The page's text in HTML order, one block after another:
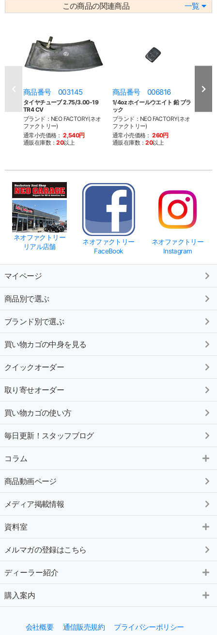
この商品の関連商品 一覧
商品番号 003145
タイヤチューブ 2.75/3.00-19
TR4 CV
ブランド：NEO FACTORY(ネオ
ファクトリー)
通常小売価格： 2,540円
通販在庫数：20以上
商品番号 006816
1/4oz ホイールウエイト 鉛 ブラ
ック
ブランド：NEO FACTORY(ネオ
ファクトリー)
通常小売価格： 260円
通販在庫数：20以上
商
ネオファクトリー
リアル店舗
ネオファクトリー
FaceBook
ネオファクトリー
Instagram
マイページ
商品別で選ぶ
ブランド別で選ぶ
買い物カゴの中身を見る
クイックオーダー
取り寄せオーダー
買い物カゴの使い方
毎日更新！スタッフブログ
コラム
商品動画ページ
メディア掲載情報
資料室
メルマガの登録はこちら
ディーラー紹介
購入案内
会社概要 通信販売規約 プライバシーポリシー